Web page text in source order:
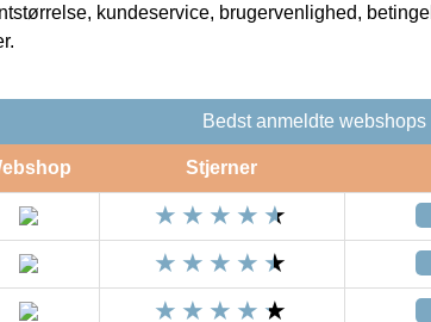
kundeservice, brugervenlighed,
Bedst anmeldte webshops
Stjerner